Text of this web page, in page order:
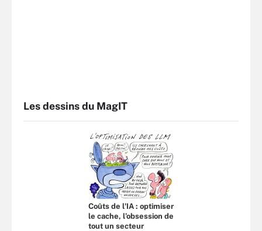
Les dessins du MagIT
Coûts de l'IA : optimiser
le cache, l’obsession de
tout un secteur